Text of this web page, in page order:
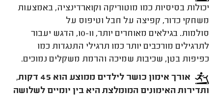
יכולות בסיסיות כמו מוטוריקה וקוארדינציה, באמצעות
משחקי כדור, קפיצה על חבל וטיפוס על
סולמות. בגילאים מאוחרים יותר, 10-11, הדגש יעבור
לתרגילים מורכבים יותר כמו תרגילי התנגדות כמו
כפיפות בטן, שכיבות שמיכה והרמת משקלים נמוכים.
אורך אימון כושר לילדים ממוצע הוא 45 דקות,
ותדירות האימונים המומלצת היא בין יומיים לשלושה